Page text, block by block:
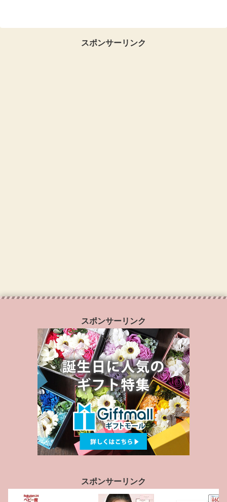
スポンサーリンク
スポンサーリンク
スポンサーリンク